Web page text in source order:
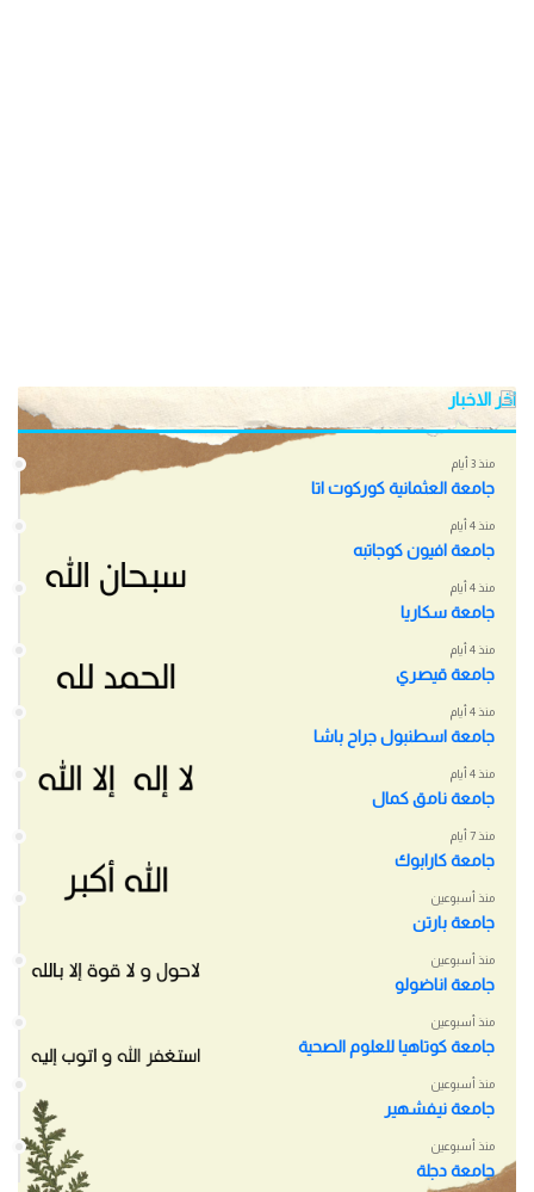
اخر الاخبار
منذ 3 أيام
جامعة العثمانية كوركوت اتا
منذ 4 أيام
جامعة افيون كوجاتبه
منذ 4 أيام
جامعة سكاريا
منذ 4 أيام
جامعة قيصري
منذ 4 أيام
جامعة اسطنبول جراح باشا
منذ 4 أيام
جامعة نامق كمال
منذ 7 أيام
جامعة كارابوك
منذ أسبوعين
جامعة بارتن
منذ أسبوعين
جامعة اناضولو
منذ أسبوعين
جامعة كوتاهيا للعلوم الصحية
منذ أسبوعين
جامعة نيفشهير
منذ أسبوعين
جامعة دجلة